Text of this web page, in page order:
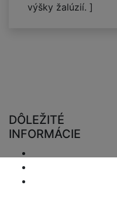
výšky žalúzií. ]
DÔLEŽITÉ
INFORMÁCIE